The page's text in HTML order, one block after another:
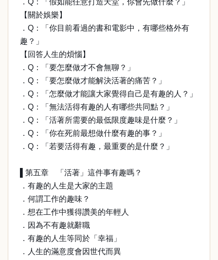
．Q：「假如能任意打造天堂，你會先做什麼？」
【關於娛樂】
．Q：「你目前看過的書和電影中，有哪些格外有
趣？」
【回答人生的煩惱】
．Q：「要怎麼做才不會無聊？」
．Q：「要怎麼做才能解決活著的痛苦？」
．Q：「怎麼做才能讓大家覺得自己是有趣的人？」
．Q：「無法活得有趣的人有哪些共同點？」
．Q：「活著所需要的最低限度趣味是什麼？」
．Q：「你在死前最想做什麼有趣的事？」
．Q：「若要活得有趣，最重要的是什麼？」
▌第五章 「活著」這件事有趣嗎？
．有趣的人生是大家的主題
．何謂工作的趣味？
．想在工作中獲得讚美的年輕人
．因為不有趣就辭職
．有趣的人生等同於「幸福」
．人生的滿意度會因世代而異